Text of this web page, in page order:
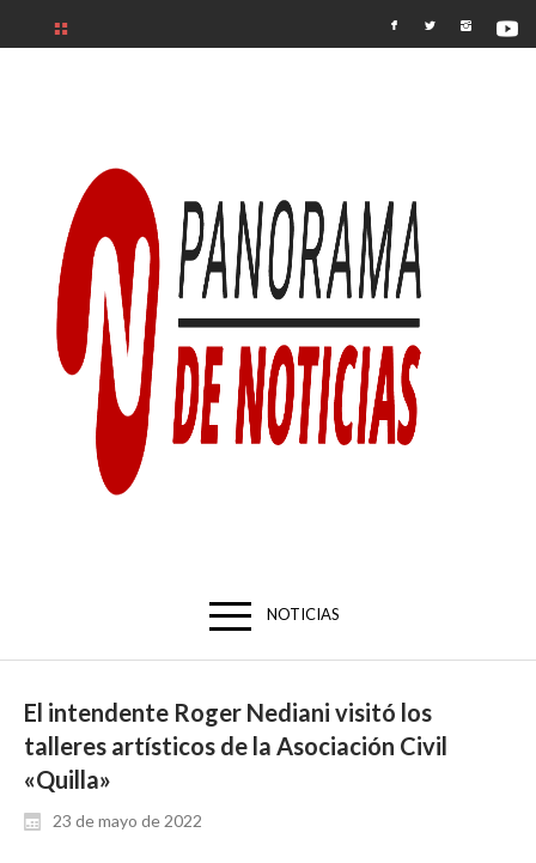
NOTICIAS
El intendente Roger Nediani visitó los
talleres artísticos de la Asociación Civil
«Quilla»
23 de mayo de 2022